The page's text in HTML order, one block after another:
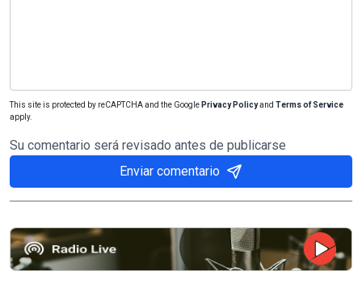
This site is protected by reCAPTCHA and the Google Privacy Policyand Terms of Service
apply.
Su comentario será revisado antes de publicarse
Enviar comentario